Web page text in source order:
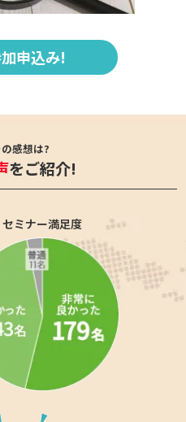
申込み!
感想は?
をご紹介!
セミナー満足度